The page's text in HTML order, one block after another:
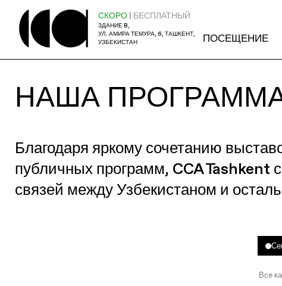
СКОРО | БЕСПЛАТНЫЙ
ЗДАНИЕ B,
УЛ. АМИРА ТЕМУРА, 6, ТАШКЕНТ,
УЗБЕКИСТАН
ПОСЕЩЕНИЕ
НАША
Благодаря яркому сочетанию
публичных программ, CCA Tashkent
связей между Узбекистаном и
Все